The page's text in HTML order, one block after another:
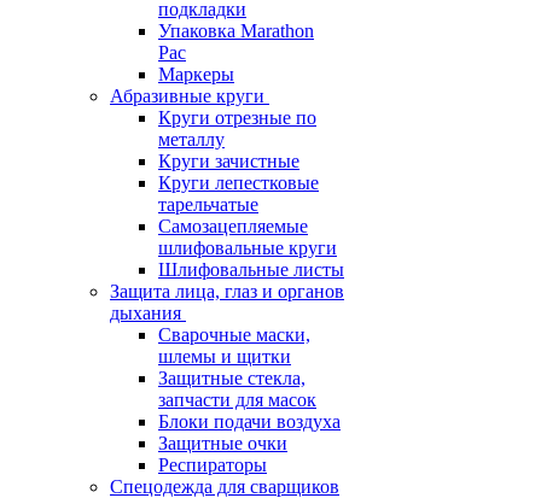
подкладки
Упаковка Marathon
Pac
Маркеры
Абразивные круги
Круги отрезные по
металлу
Круги зачистные
Круги лепестковые
тарельчатые
Самозацепляемые
шлифовальные круги
Шлифовальные листы
Защита лица, глаз и органов
дыхания
Сварочные маски,
шлемы и щитки
Защитные стекла,
запчасти для масок
Блоки подачи воздуха
Защитные очки
Респираторы
Спецодежда для сварщиков